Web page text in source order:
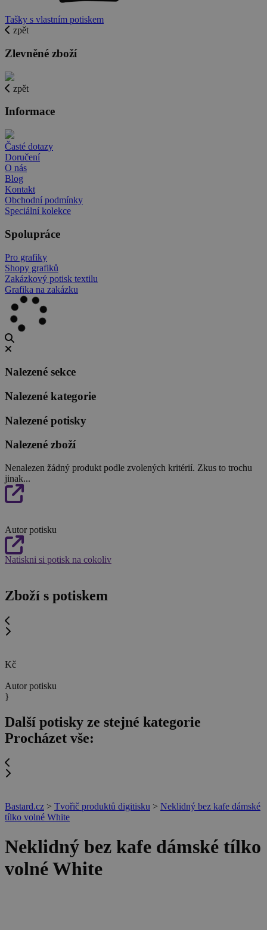
Tašky s vlastním potiskem
zpět
Zlevněné zboží
zpět
Informace
Časté dotazy
Doručení
O nás
Blog
Kontakt
Obchodní podmínky
Speciální kolekce
Spolupráce
Pro grafiky
Shopy grafiků
Zakázkový potisk textilu
Grafika na zakázku
Nalezené sekce
Nalezené kategorie
Nalezené potisky
Nalezené zboží
Nenalezen žádný produkt podle zvolených kritérií. Zkus to trochu
jinak...
Autor potisku
Natiskni si potisk na cokoliv
Zboží s potiskem
Kč
Autor potisku
}
Další potisky ze stejné kategorie
Procházet vše:
Bastard.cz > Tvořič produktů digitisku > Neklidný bez kafe dámské
tílko volné White
Neklidný bez kafe dámské tílko
volné White